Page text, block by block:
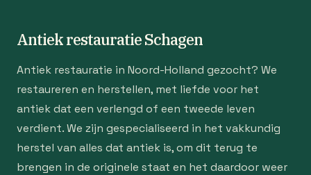
Antiek restauratie Schagen
Antiek restauratie in Noord-Holland gezocht? We
restaureren en herstellen, met liefde voor het
antiek dat een verlengd of een tweede leven
verdient. We zijn gespecialiseerd in het vakkundig
herstel van alles dat antiek is, om dit terug te
brengen in de originele staat en het daardoor weer